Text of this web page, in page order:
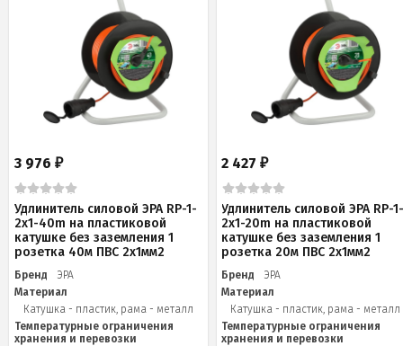
3 976 ₽
Удлинитель силовой ЭРА RP-1-
2x1-40m на пластиковой
катушке без заземления 1
розетка 40м ПВС 2x1мм2
Бренд
ЭРА
Материал
Катушка - пластик, рама - металл
Температурные ограничения
хранения и перевозки
2 427₽
Удлинитель силовой ЭРА RP-
2x1-20m на пластиковой
катушке без заземления 1
розетка 20м ПВС 2х1мм2
Бренд
ЭРА
Материал
Катушка - пластик, рама - металл
Температурные ограничения
хранения и перевозки